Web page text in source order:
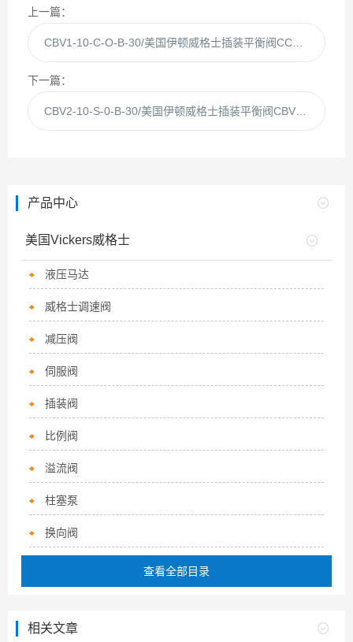
上一篇：
下一篇：
产品中心
美国Vickers威格士
液压马达
威格士调速阀
减压阀
伺服阀
插装阀
比例阀
溢流阀
柱塞泵
换向阀
查看全部目录
相关文章